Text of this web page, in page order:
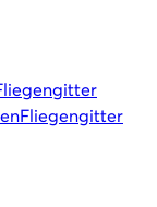
Fliegengitter